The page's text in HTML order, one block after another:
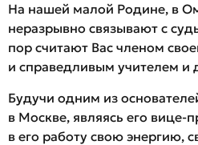
На нашей малой Родине, в
неразрывно связывают с
пор считают Вас членом
и справедливым учителем и
Будучи одним из
в Москве, являясь его вице-
в его работу свою энергию,